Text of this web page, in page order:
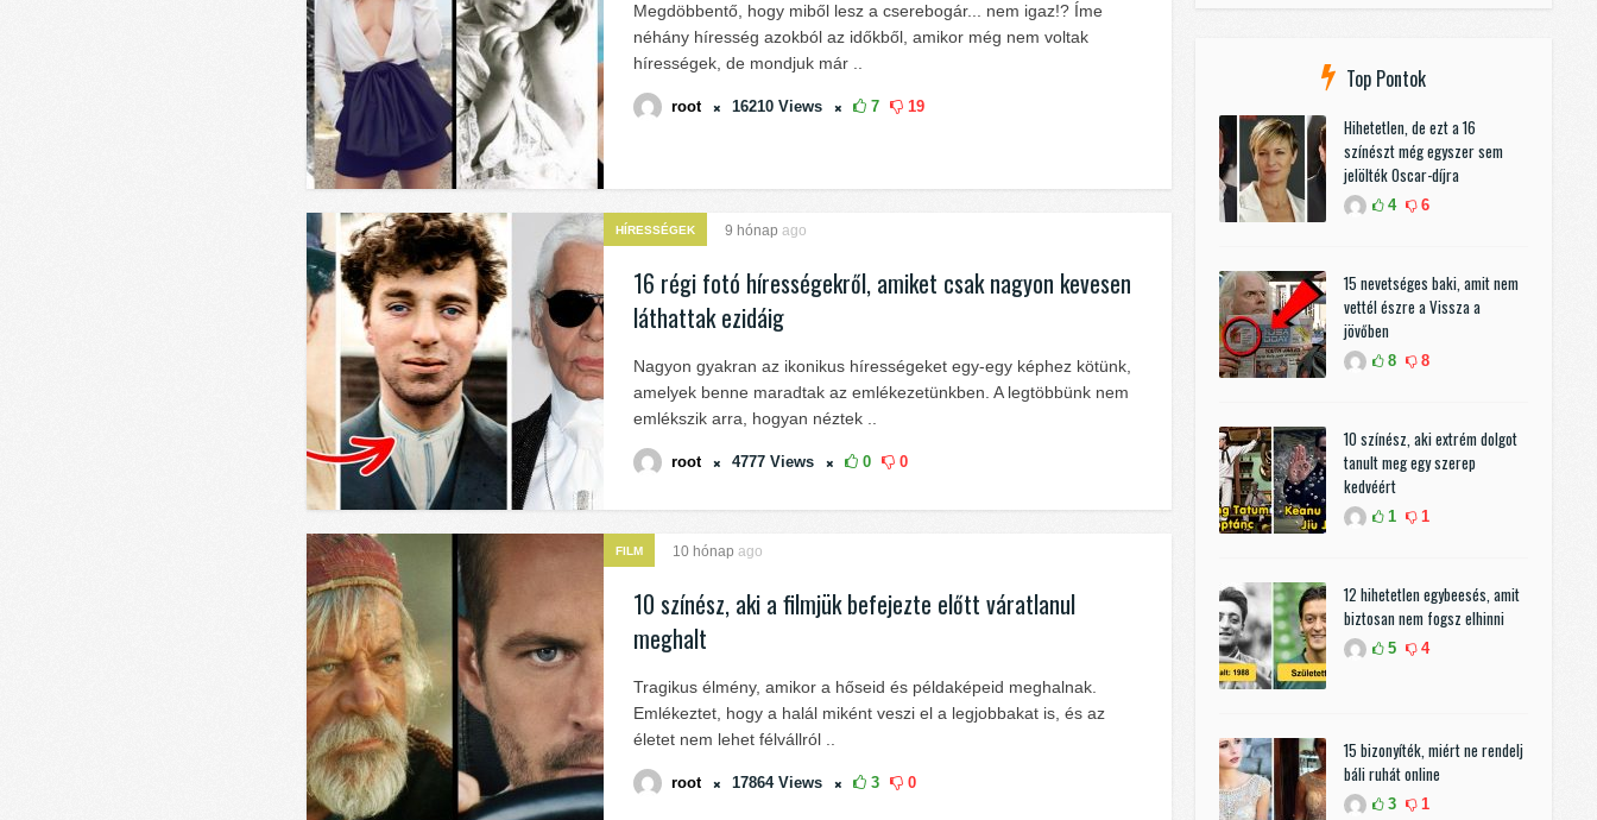
Megdöbbentő, hogy miből lesz a cserebogár... nem igaz!? Íme
néhány híresség azokból az időkből, amikor még nem voltak
hírességek, de mondjuk már ..
root 16210 Views 7 19
HÍRESSÉGEK 9 hónap ago
16 régi fotó hírességekről, amiket csak nagyon kevesen
láthattak ezidáig
Nagyon gyakran az ikonikus hírességeket egy-egy képhez kötünk,
amelyek benne maradtak az emlékezetünkben. A legtöbbünk nem
emlékszik arra, hogyan néztek ..
root 4777 Views 0 0
FILM 10 hónap ago
10 színész, aki a filmjük befejezte előtt váratlanul
meghalt
Tragikus élmény, amikor a hőseid és példaképeid meghalnak.
Emlékeztet, hogy a halál miként veszi el a legjobbakat is, és az
életet nem lehet félvállról ..
root 17864 Views 3 0
Top Pontok
Hihetetlen, de ezt a 16
színészt még egyszer sem
jelölték Oscar-díjra
4 6
15 nevetséges baki, amit nem
vettél észre a Vissza a
jövőben
8 8
10 színész, aki extrém dolgot
tanult meg egy szerep
kedvéért
1 1
12 hihetetlen egybeesés, amit
biztosan nem fogsz elhinni
5 4
15 bizonyíték, miért ne rendelj
báli ruhát online
3 1